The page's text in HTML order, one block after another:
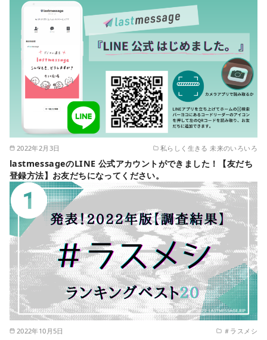
2022年2月3日 私らしく生きる 未来のいろいろ
lastmessageのLINE 公式アカウントができました！【友だち
登録方法】お友だちになってください。
2022年10月5日 ＃ラスメシ